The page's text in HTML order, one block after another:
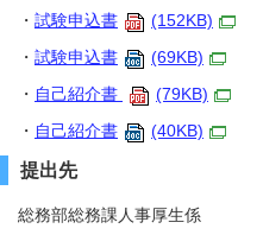
・ 試験申込書
(152KB)
・ 試験申込書
(69KB)
・ 自己紹介書
(79KB)
・ 自己紹介書 (40KB)
提出先
総務部総務課人事厚生係